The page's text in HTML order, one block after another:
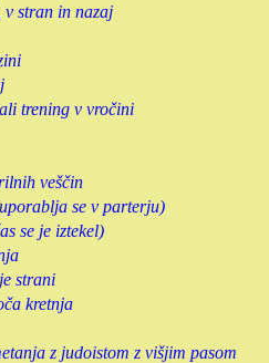
v stran in nazaj
trening v vročini
veščin
se v parterju)
se je iztekel)
strani
kretnja
z judoistom z višjim pasom